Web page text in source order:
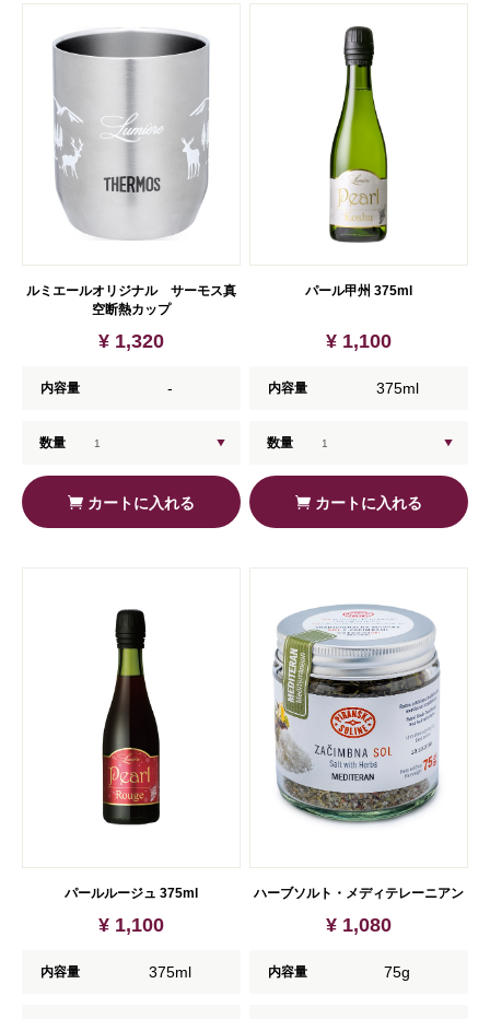
ルミエールオリジナル サーモス真
空断熱カップ
¥ 1,320
内容量 -
数量
カートに入れる
パール甲州 375ml
¥ 1,100
内容量 375ml
数量
カートに入れる
パールルージュ 375ml
¥ 1,100
内容量 375ml
ハーブソルト・メディテレーニアン
¥ 1,080
内容量 75g